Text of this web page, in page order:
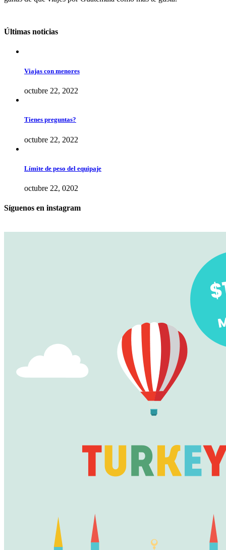
Últimas noticias
Viajas con menores
octubre 22, 2022
Tienes preguntas?
octubre 22, 2022
Límite de peso del equipaje
octubre 22, 0202
Síguenos en instagram